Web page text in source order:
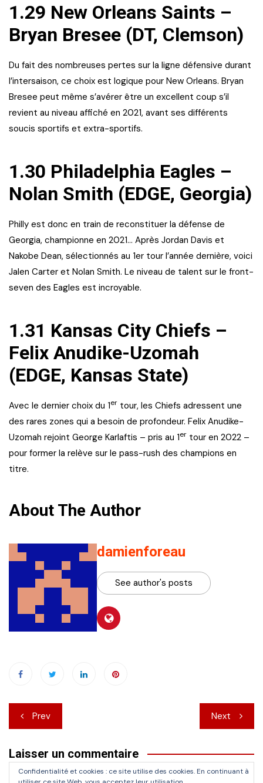
1.29 New Orleans Saints –
Bryan Bresee (DT, Clemson)
Du fait des nombreuses pertes sur la ligne défensive durant
l’intersaison, ce choix est logique pour New Orleans. Bryan
Bresee peut même s’avérer être un excellent coup s’il
revient au niveau affiché en 2021, avant ses différents
soucis sportifs et extra-sportifs.
1.30 Philadelphia Eagles –
Nolan Smith (EDGE, Georgia)
Philly est donc en train de reconstituer la défense de
Georgia, championne en 2021… Après Jordan Davis et
Nakobe Dean, sélectionnés au 1er tour l’année dernière, voici
Jalen Carter et Nolan Smith. Le niveau de talent sur le front-
seven des Eagles est incroyable.
1.31 Kansas City Chiefs –
Felix Anudike-Uzomah
(EDGE, Kansas State)
Avec le dernier choix du 1er tour, les Chiefs adressent une
des rares zones qui a besoin de profondeur. Felix Anudike-
Uzomah rejoint George Karlaftis – pris au 1er tour en 2022 –
pour former la relève sur le pass-rush des champions en
titre.
About The Author
damienforeau
See author's posts
Navigation
de
l’article
Prev Next
Laisser un commentaire
Vous devezvous connecterpour publier un commentaire.
Confidentialité et cookies : ce site utilise des cookies. En continuant à